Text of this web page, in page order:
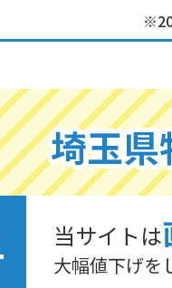
当サイトは
大幅値下げを